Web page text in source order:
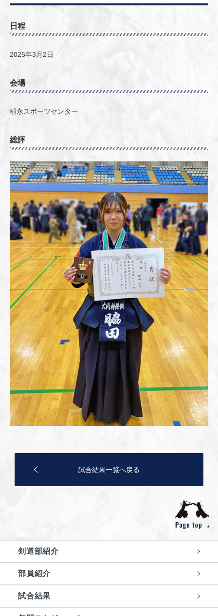
日程
2025年3月2日
会場
稲永スポーツセンター
総評
試合結果一覧へ戻る
剣道部紹介
部員紹介
試合結果